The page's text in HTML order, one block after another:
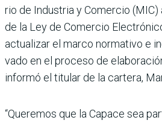
rio de Industria y Comercio (MIC)
de la Ley de Comercio
actualizar el marco norma­tivo e
vado en el proceso de
informó el titular de la cartera,
“Queremos que la Capace sea